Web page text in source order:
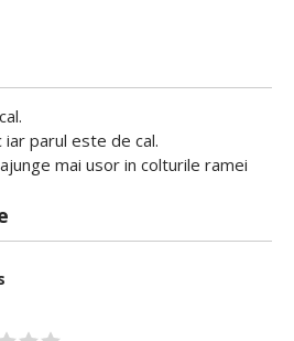
parul este de cal.
mai usor in colturile ramei